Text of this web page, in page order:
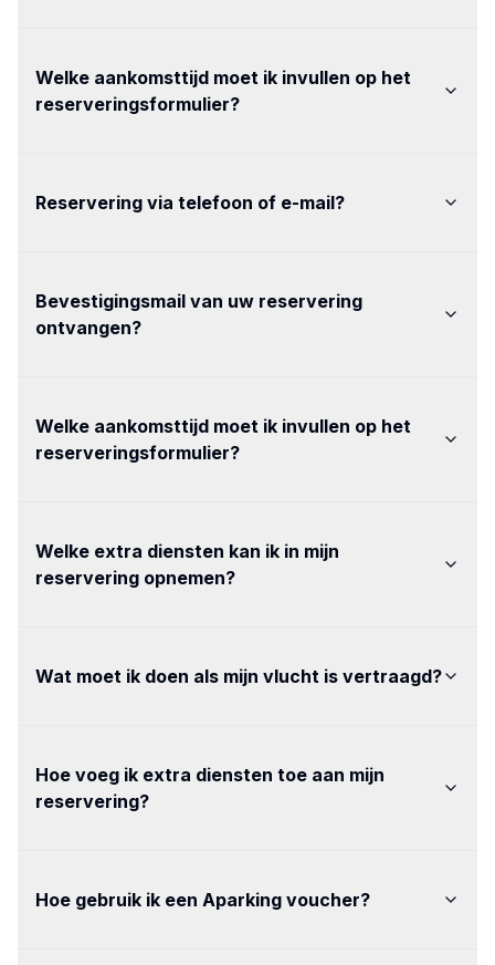
Welke aankomsttijd moet ik invullen op het
reserveringsformulier?
Reservering via telefoon of e-mail?
Bevestigingsmail van uw reservering
ontvangen?
Welke aankomsttijd moet ik invullen op het
reserveringsformulier?
Welke extra diensten kan ik in mijn
reservering opnemen?
Wat moet ik doen als mijn vlucht is vertraagd?
Hoe voeg ik extra diensten toe aan mijn
reservering?
Hoe gebruik ik een Aparking voucher?